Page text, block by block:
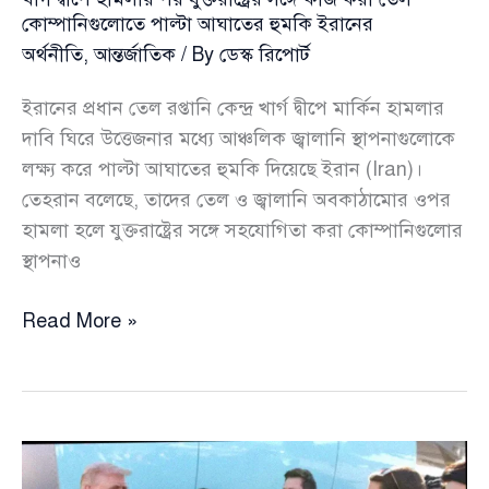
কোম্পানিগুলোতে পাল্টা আঘাতের হুমকি ইরানের
অর্থনীতি,আন্তর্জাতিক / By ডেস্ক রিপোর্ট
ইরানের প্রধান তেল রপ্তানি কেন্দ্র খার্গ দ্বীপে মার্কিন হামলার
দাবি ঘিরে উত্তেজনার মধ্যে আঞ্চলিক জ্বালানি স্থাপনাগুলোকে
লক্ষ্য করে পাল্টা আঘাতের হুমকি দিয়েছে ইরান (Iran)।
তেহরান বলেছে, তাদের তেল ও জ্বালানি অবকাঠামোর ওপর
হামলা হলে যুক্তরাষ্ট্রের সঙ্গে সহযোগিতা করা কোম্পানিগুলোর
স্থাপনাও
খার্গ
যুক্তরাষ্ট্রের
সঙ্গে
Read More »